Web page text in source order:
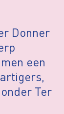
Donner
een
Ter